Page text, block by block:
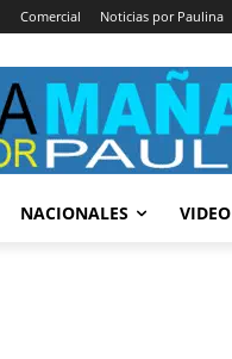
Comercial Noticias por Paulina
NACIONALES VIDEO